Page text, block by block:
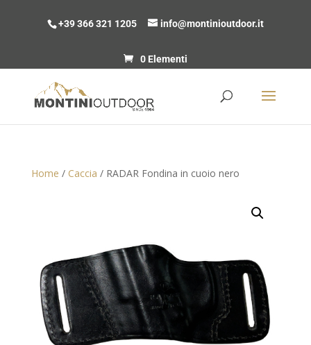
+39 366 321 1205 info@montinioutdoor.it
0 Elementi
Home / Caccia / RADAR Fondina in cuoio nero